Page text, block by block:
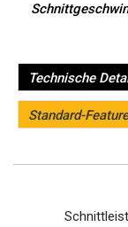
Technische
Standard-